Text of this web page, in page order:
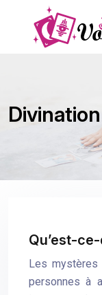
Divination
Qu’est-
Les mystères
personnes à